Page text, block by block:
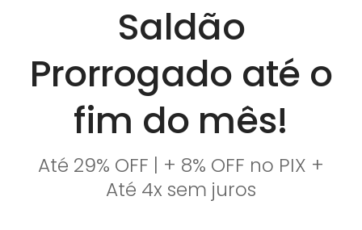
Saldão
Prorrogado até o
fim do mês!
Até 29% OFF | + 8% OFF no PIX +
Até 4x sem juros